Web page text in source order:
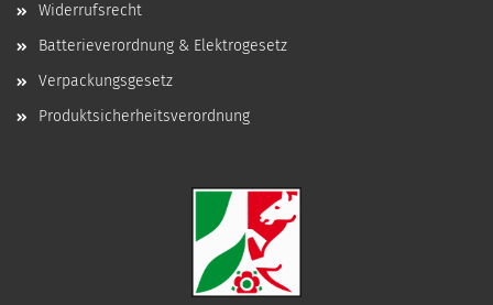
Widerrufsrecht
Batterieverordnung & Elektrogesetz
Verpackungsgesetz
Produktsicherheitsverordnung